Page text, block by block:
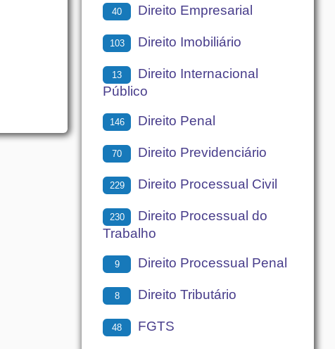
40 Direito Empresarial
103 Direito Imobiliário
13
Direito Internacional
Público
146 Direito Penal
70 Direito Previdenciário
229 Direito Processual Civil
230
Direito Processual do
Trabalho
9 Direito Processual Penal
8 Direito Tributário
48 FGTS